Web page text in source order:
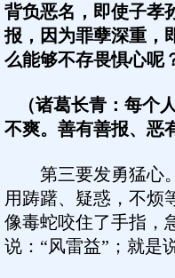
背负恶名，即使子孝
报，因为罪孽深重，
么能够不存畏惧心呢
（诸葛长青：每个
不爽。善有善报、恶
第三要发勇猛心。
用踌躇、疑惑，不烦
像毒蛇咬住了手指，
说：“风雷益”；就是